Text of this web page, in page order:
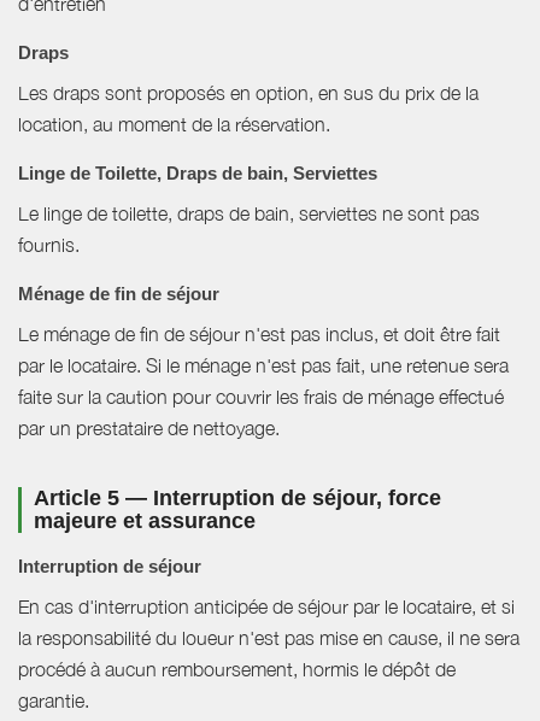
Draps
Les draps sont proposés en option, en sus du prix de la
location, au moment de la réservation.
Linge de Toilette, Draps de bain, Serviettes
Le linge de toilette, draps de bain, serviettes ne sont pas
fournis.
Ménage de fin de séjour
Le ménage de fin de séjour n'est pas inclus, et doit être fait
par le locataire. Si le ménage n'est pas fait, une retenue sera
faite sur la caution pour couvrir les frais de ménage effectué
par un prestataire de nettoyage.
Article 5 — Interruption de séjour, force
majeure et assurance
Interruption de séjour
En cas d'interruption anticipée de séjour par le locataire, et si
la responsabilité du loueur n'est pas mise en cause, il ne sera
procédé à aucun remboursement, hormis le dépôt de
garantie.